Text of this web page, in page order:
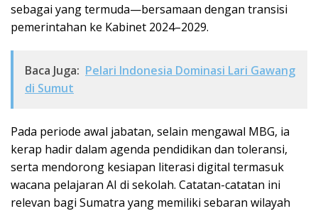
sebagai yang termuda—bersamaan dengan transisi
pemerintahan ke Kabinet 2024–2029.
Baca Juga: Pelari Indonesia Dominasi Lari Gawang
di Sumut
Pada periode awal jabatan, selain mengawal MBG, ia
kerap hadir dalam agenda pendidikan dan toleransi,
serta mendorong kesiapan literasi digital termasuk
wacana pelajaran AI di sekolah. Catatan-catatan ini
relevan bagi Sumatra yang memiliki sebaran wilayah